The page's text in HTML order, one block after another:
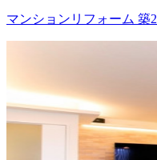
マンションリフォーム 築